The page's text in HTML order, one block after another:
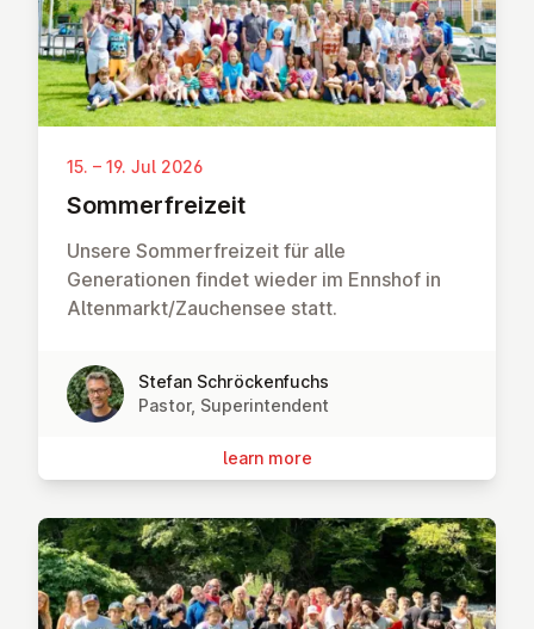
15. – 19. Jul 2026
Som­mer­freizeit
Unsere Sommerfreizeit für alle
Generationen findet wieder im Ennshof in
Altenmarkt/Zauchensee statt.
Stefan Schröckenfuchs
Pastor, Superintendent
learn more